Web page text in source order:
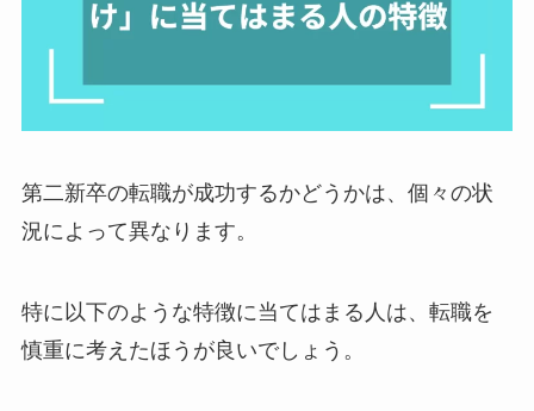
第二新卒の転職が成功するかどうかは、個々の状
況によって異なります。
特に以下のような特徴に当てはまる人は、転職を
慎重に考えたほうが良いでしょう。